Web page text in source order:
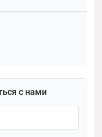
с нами